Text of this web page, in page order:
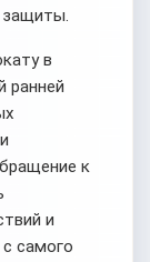
защиты.
в
ранней
к
и
самого